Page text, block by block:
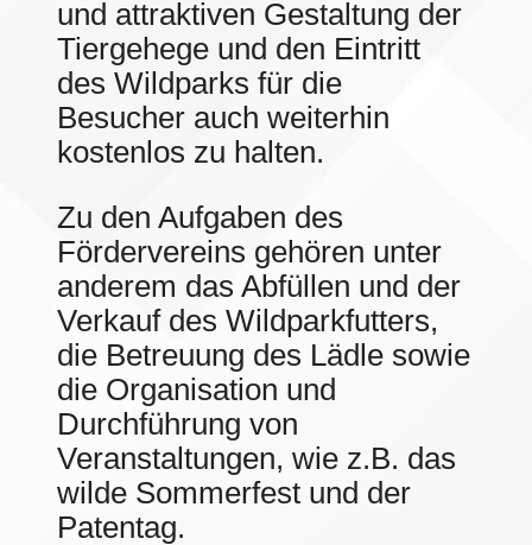
und attraktiven Gestaltung der
Tiergehege und den Eintritt
des Wildparks für die
Besucher auch weiterhin
kostenlos zu halten.
Zu den Aufgaben des
Fördervereins gehören unter
anderem das Abfüllen und der
Verkauf des Wildparkfutters,
die Betreuung des Lädle sowie
die Organisation und
Durchführung von
Veranstaltungen, wie z.B. das
wilde Sommerfest und der
Patentag.